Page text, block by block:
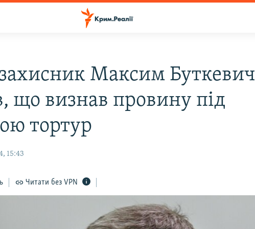
Максим Буткевич
що визнав провину під
тортур
15:43
Читати без VPN